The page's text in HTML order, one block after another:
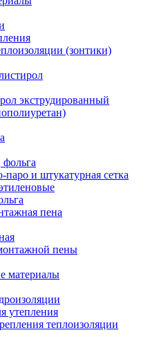
(зонтики)
экструдированный
и штукатурная сетка
пена
пены
материалы
утепления
теплоизоляции